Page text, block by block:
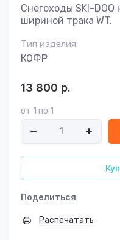
Снегоходы SKI-DOO
шириной трака WT.
Тип изделия
КОФР
13 800 р.
от 1 по 1
Поделиться
Распечатать